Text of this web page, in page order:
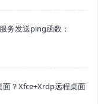
务发送ping函数：
？Xfce+Xrdp远程桌面